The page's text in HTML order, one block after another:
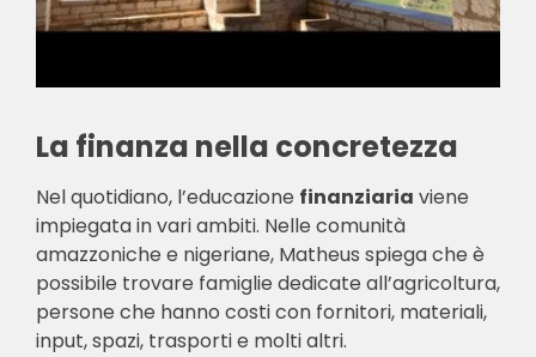
La finanza nella concretezza
Nel quotidiano, l’educazione finanziaria viene
impiegata in vari ambiti. Nelle comunità
amazzoniche e nigeriane, Matheus spiega che è
possibile trovare famiglie dedicate all’agricoltura,
persone che hanno costi con fornitori, materiali,
input, spazi, trasporti e molti altri.